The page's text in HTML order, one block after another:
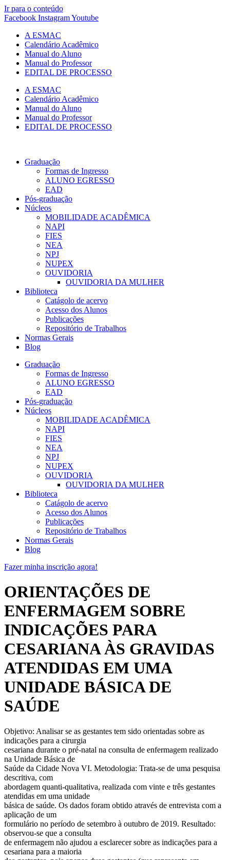
Ir para o conteúdo
Facebook InstagramYoutube
A ESMAC
Calendário Acadêmico
Manual do Aluno
Manual do Professor
EDITAL DE PROCESSO
A ESMAC
Calendário Acadêmico
Manual do Aluno
Manual do Professor
EDITAL DE PROCESSO
Graduação
Formas de Ingresso
ALUNO EGRESSO
EAD
Pós-graduação
Núcleos
MOBILIDADE ACADÊMICA
NAPI
FIES
NEA
NPJ
NUPEX
OUVIDORIA
OUVIDORIA DA MULHER
Biblioteca
Catágolo de acervo
Acesso dos Alunos
Publicações
Repositório de Trabalhos
Normas Gerais
Blog
Graduação
Formas de Ingresso
ALUNO EGRESSO
EAD
Pós-graduação
Núcleos
MOBILIDADE ACADÊMICA
NAPI
FIES
NEA
NPJ
NUPEX
OUVIDORIA
OUVIDORIA DA MULHER
Biblioteca
Catágolo de acervo
Acesso dos Alunos
Publicações
Repositório de Trabalhos
Normas Gerais
Blog
Fazer minha inscrição agora!
ORIENTAÇÕES DE
ENFERMAGEM SOBRE
INDICAÇÕES PARA
CESARIANA ÀS GRAVIDAS
ATENDIDAS EM UMA
UNIDADE BÁSICA DE
SAÚDE
Objetivo: Analisar se as gestantes tem sido orientadas sobre as
indicações para a cirurgia
cesariana durante o pré-natal na consulta de enfermagem realizado
na Unidade Básica de
Saúde da Cidade Nova VI. Metodologia: Trata-se de uma pesquisa
descritiva, com
abordagem quanti-qualitativa, realizada com vinte e três gestantes
atendidas em uma unidade
básica de saúde. Os dados foram obtido através de entrevista com a
aplicação de um
formulário no período de setembro à outubro de 2019. Resultado:
observou-se que a consulta
de enfermagem não ajudou a esclarecer sobre as indicações para a
cesariana para a maioria